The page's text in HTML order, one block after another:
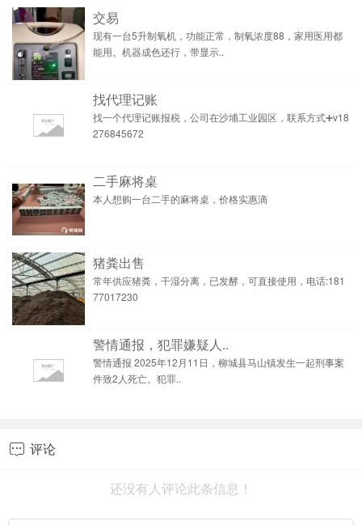
交易
现有一台5升制氧机，功能正常，制氧浓度88，家用医用都
能用。机器成色还行，带显示..
找代理记账
找一个代理记账报税，公司在沙埔工业园区，联系方式➕v18
276845672
二手麻将桌
本人想购一台二手的麻将桌，价格实惠滴
猪粪出售
常年供应猪粪，干湿分离，已发酵，可直接使用，电话:181
77017230
警情通报，犯罪嫌疑人..
警情通报 2025年12月11日，柳城县马山镇发生一起刑事案
件致2人死亡。犯罪..
 评论
还没有人评论此条信息！